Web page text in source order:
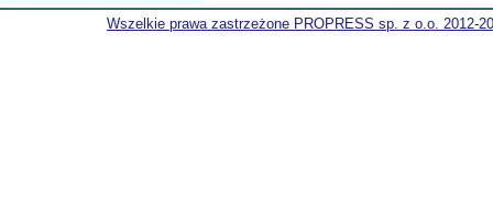
Wszelkie prawa zastrzeżone PROPRESS sp. z o.o. 2012-